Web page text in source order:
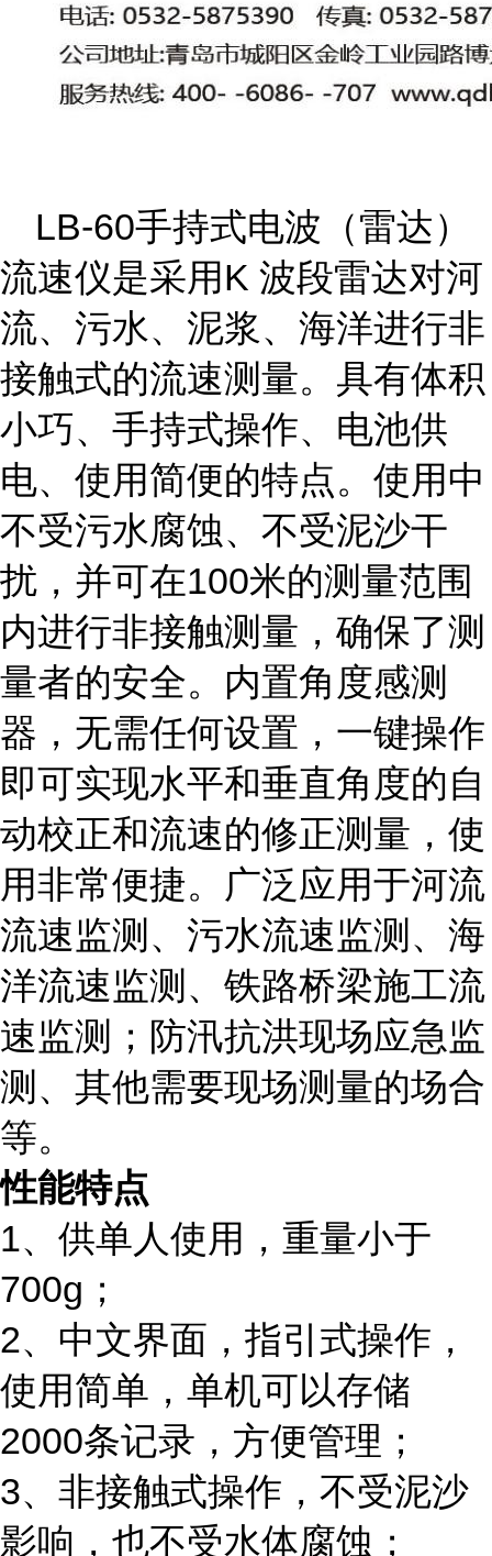
LB-60手持式电波（雷达）
流速仪是采用K 波段雷达对河
流、污水、泥浆、海洋进行非
接触式的流速测量。具有体积
小巧、手持式操作、电池供
电、使用简便的特点。使用中
不受污水腐蚀、不受泥沙干
扰，并可在100米的测量范围
内进行非接触测量，确保了测
量者的安全。内置角度感测
器，无需任何设置，一键操作
即可实现水平和垂直角度的自
动校正和流速的修正测量，使
用非常便捷。广泛应用于河流
流速监测、污水流速监测、海
洋流速监测、铁路桥梁施工流
速监测；防汛抗洪现场应急监
测、其他需要现场测量的场合
等。
性能特点
1、 供单人使用，重量小于
700g；
2、 中文界面，指引式操作，
使用简单，单机可以存储
2000条记录，方便管理；
3、 非接触式操作，不受泥沙
影响，也不受水体腐蚀；